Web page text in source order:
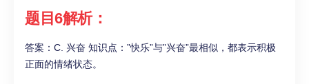
题目6解析：
答案：C. 兴奋 知识点：”快乐”与”兴奋”最相似，都表示积极
正面的情绪状态。